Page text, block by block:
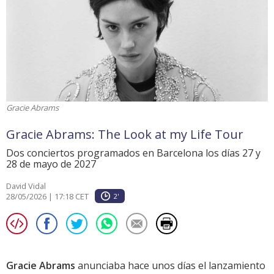
Gracie Abrams
Gracie Abrams: The Look at my Life Tour
Dos conciertos programados en Barcelona los días 27 y
28 de mayo de 2027
David Vidal
28/05/2026 | 17:18 CET
2'
Gracie Abrams anunciaba hace unos días el lanzamiento